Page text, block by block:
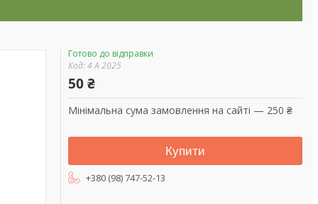
Готово до відправки
Код:4 А 2025
50 ₴
Мінімальна сума замовлення на сайті — 250 ₴
Купити
+380 (98) 747-52-13